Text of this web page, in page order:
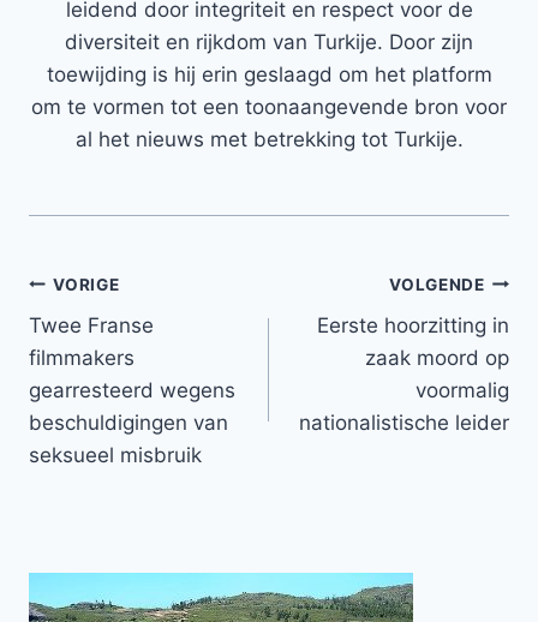
leidend door integriteit en respect voor de
diversiteit en rijkdom van Turkije. Door zijn
toewijding is hij erin geslaagd om het platform
om te vormen tot een toonaangevende bron voor
al het nieuws met betrekking tot Turkije.
Bericht
navigatie
VORIGE
Twee Franse
filmmakers
gearresteerd wegens
beschuldigingen van
seksueel misbruik
VOLGENDE
Eerste hoorzitting in
zaak moord op
voormalig
nationalistische leider